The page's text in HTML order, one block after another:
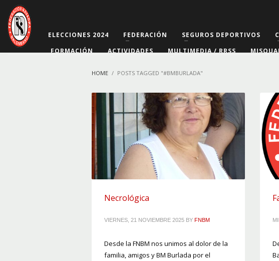
ELECCIONES 2024 FEDERACIÓN SEGUROS DEPORTIVOS
FORMACIÓN
ACTIVIDADES MULTIMEDIA / RRSS
HOME POSTS TAGGED "#BMBURLADA"
Necrológica
VIERNES, 21 NOVIEMBRE 2025 BY FNBM
Desde la FNBM nos unimos al dolor de la
familia, amigos y BM Burlada por el